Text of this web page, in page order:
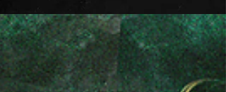
de streaming . Capa do single...